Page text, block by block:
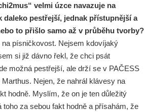
velmi úzce navazuje na
daleko pestřejší, jednak přístupnější a
to přišlo samo až v průběhu tvorby?
písničkovost. Nejsem kdovíjaký
si již dávno řekl, že chci psát
možná pestřejší, ale drží se v PAČESS
Nejen, že nahrál klávesy na
hodně. Myslím, že on je ten důležitý
za sebou fakt hodně a přísahám, že